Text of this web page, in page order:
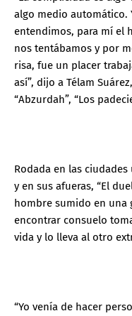
algo medio automático.
entendimos, para mí el
nos tentábamos y por
risa, fue un placer
así”, dijo a Télam
“Abzurdah”, “Los
Rodada en las
y en sus afueras, “El
hombre sumido en una
encontrar consuelo
vida y lo lleva al otro
“Yo venía de hacer